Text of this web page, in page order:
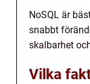
NoSQL är
snabbt
skalbarhet
Vilka